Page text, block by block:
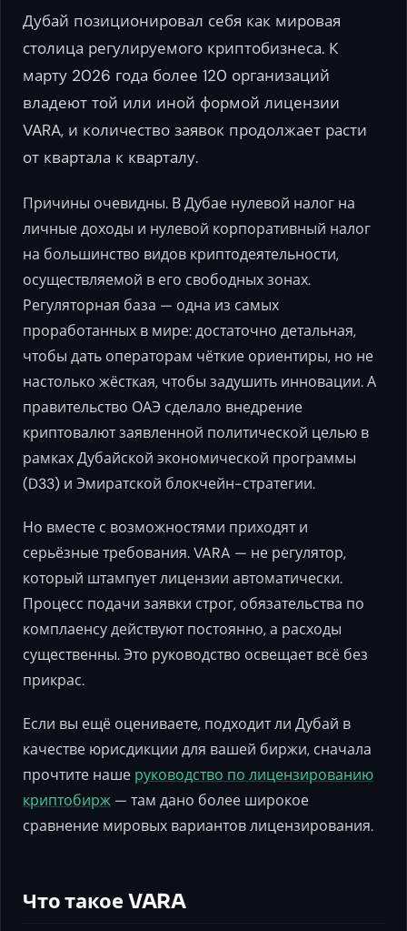
Дубай позиционировал себя как мировая
столица регулируемого криптобизнеса. К
марту 2026 года более 120 организаций
владеют той или иной формой лицензии
VARA, и количество заявок продолжает расти
от квартала к кварталу.
Причины очевидны. В Дубае нулевой налог на
личные доходы и нулевой корпоративный налог
на большинство видов криптодеятельности,
осуществляемой в его свободных зонах.
Регуляторная база — одна из самых
проработанных в мире: достаточно детальная,
чтобы дать операторам чёткие ориентиры, но не
настолько жёсткая, чтобы задушить инновации. А
правительство ОАЭ сделало внедрение
криптовалют заявленной политической целью в
рамках Дубайской экономической программы
(D33) и Эмиратской блокчейн-стратегии.
Но вместе с возможностями приходят и
серьёзные требования. VARA — не регулятор,
который штампует лицензии автоматически.
Процесс подачи заявки строг, обязательства по
комплаенсу действуют постоянно, а расходы
существенны. Это руководство освещает всё без
прикрас.
Если вы ещё оцениваете, подходит ли Дубай в
качестве юрисдикции для вашей биржи, сначала
прочтите наше руководство по лицензированию
криптобирж — там дано более широкое
сравнение мировых вариантов лицензирования.
Что такое VARA